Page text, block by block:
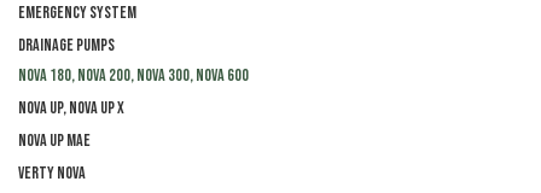
Emergency system
Drainage pumps
Nova 180, Nova 200, Nova 300, Nova 600
Nova UP, Nova UP X
Nova UP MAE
Verty Nova